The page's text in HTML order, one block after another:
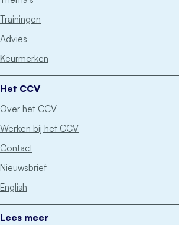
Trainingen
Advies
Keurmerken
Het CCV
Over het CCV
Werken bij het CCV
Contact
Nieuwsbrief
English
Lees meer